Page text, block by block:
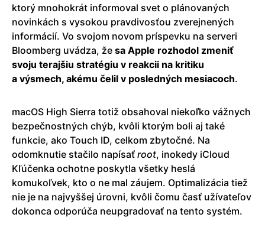
ktorý mnohokrát informoval svet o plánovaných
novinkách s vysokou pravdivosťou zverejnených
informácií. Vo svojom novom príspevku na serveri
Bloomberg uvádza, že sa Apple rozhodol zmeniť
svoju terajšiu stratégiu v reakcii na kritiku
a výsmech, akému čelil v posledných mesiacoch.
macOS High Sierra totiž obsahoval niekoľko vážnych
bezpečnostných chýb, kvôli ktorým boli aj také
funkcie, ako Touch ID, celkom zbytočné. Na
odomknutie stačilo napísať root, inokedy iCloud
Kľúčenka ochotne poskytla všetky heslá
komukoľvek, kto o ne mal záujem. Optimalizácia tiež
nie je na najvyššej úrovni, kvôli čomu časť užívateľov
dokonca odporúča neupgradovať na tento systém.